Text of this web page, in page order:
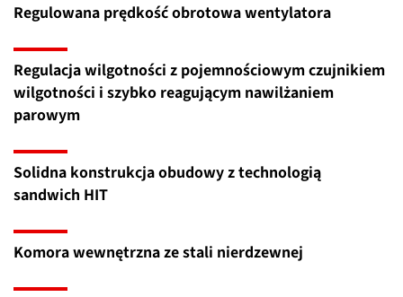
Regulowana prędkość obrotowa wentylatora
Regulacja wilgotności z pojemnościowym czujnikiem
wilgotności i szybko reagującym nawilżaniem
parowym
Solidna konstrukcja obudowy z technologią
sandwich HIT
Komora wewnętrzna ze stali nierdzewnej